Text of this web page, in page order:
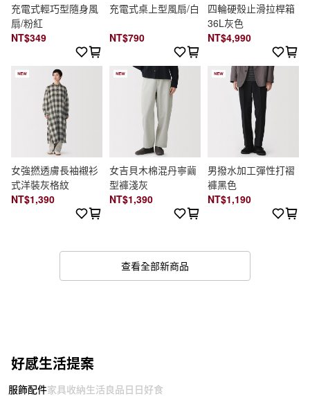
充電式輕巧型隨身風
扇/粉紅
NT$349
充電式桌上型風扇/白
NT$790
四輪硬殼止滑拉桿箱
36L灰色
NT$4,990
女強撚透膚長袖襯衫
式洋裝灰格紋
NT$1,390
女吉貝木棉混丹寧繭
型褲淺灰
NT$1,390
男撥水加工彈性打褶
褲黑色
NT$1,190
查看全部新商品
好感生活提案
服飾配件家具收納生活良品日日好食